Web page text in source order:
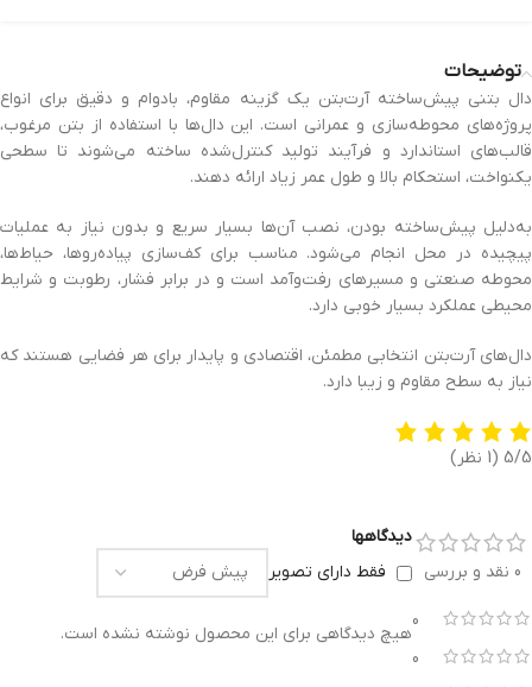
توضیحات
دال بتنی پیش‌ساخته آرت‌بتن یک گزینه مقاوم، بادوام و دقیق برای انواع
پروژه‌های محوطه‌سازی و عمرانی است. این دال‌ها با استفاده از بتن مرغوب،
قالب‌های استاندارد و فرآیند تولید کنترل‌شده ساخته می‌شوند تا سطحی
یکنواخت، استحکام بالا و طول عمر زیاد ارائه دهند.
به‌دلیل پیش‌ساخته بودن، نصب آن‌ها بسیار سریع و بدون نیاز به عملیات
پیچیده در محل انجام می‌شود. مناسب برای کف‌سازی پیاده‌روها، حیاط‌ها،
محوطه صنعتی و مسیرهای رفت‌وآمد است و در برابر فشار، رطوبت و شرایط
محیطی عملکرد بسیار خوبی دارد.
دال‌های آرت‌بتن انتخابی مطمئن، اقتصادی و پایدار برای هر فضایی هستند که
نیاز به سطح مقاوم و زیبا دارد.
5/5 (1 نظر)
0 نقد و بررسی
0
0
دیدگاهها
فقط دارای تصویر
هیچ دیدگاهی برای این محصول نوشته نشده است.